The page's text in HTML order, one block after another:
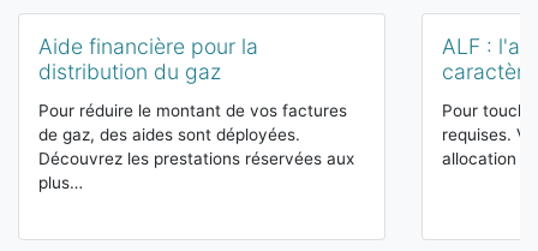
Aide financière pour la
distribution du gaz
Pour réduire le montant de vos factures
de gaz, des aides sont déployées.
Découvrez les prestations réservées aux
plus…
ALF :
Pour
requises.
allocation